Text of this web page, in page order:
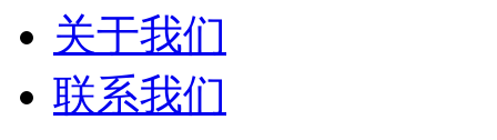
关于我们
联系我们